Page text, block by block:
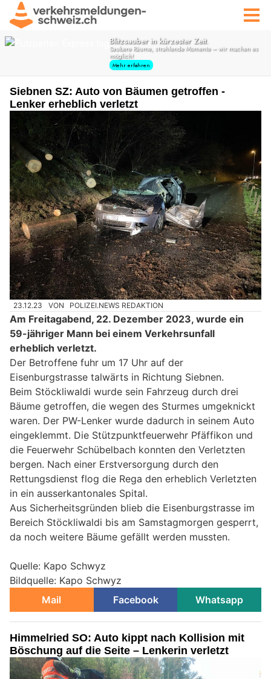
Siebnen SZ: Auto von Bäumen getroffen -
Lenker erheblich verletzt
23.12.23 VON POLIZEI.NEWS REDAKTION
Am Freitagabend, 22. Dezember 2023, wurde ein
59-jähriger Mann bei einem Verkehrsunfall
erheblich verletzt.
Der Betroffene fuhr um 17 Uhr auf der
Eisenburgstrasse talwärts in Richtung Siebnen.
Beim Stöckliwaldi wurde sein Fahrzeug durch drei
Bäume getroffen, die wegen des Sturmes umgeknickt
waren. Der PW-Lenker wurde dadurch in seinem Auto
eingeklemmt. Die Stützpunktfeuerwehr Pfäffikon und
die Feuerwehr Schübelbach konnten den Verletzten
bergen. Nach einer Erstversorgung durch den
Rettungsdienst flog die Rega den erheblich Verletzten
in ein ausserkantonales Spital.
Aus Sicherheitsgründen blieb die Eisenburgstrasse im
Bereich Stöckliwaldi bis am Samstagmorgen gesperrt,
da noch weitere Bäume gefällt werden mussten.
Quelle: Kapo Schwyz
Bildquelle: Kapo Schwyz
Mail
Facebook Whatsapp
Himmelried SO: Auto kippt nach Kollision mit
Böschung auf die Seite – Lenkerin verletzt